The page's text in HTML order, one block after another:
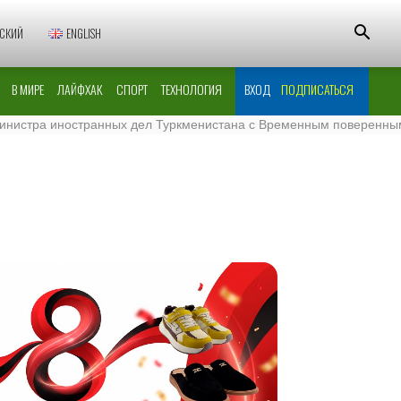
ENGLISH
В МИРЕ ЛАЙФХАК СПОРТ ТЕХНОЛОГИЯ ВХОД ПОДПИСАТЬСЯ
иностранных дел Туркменистана с Временным поверенным в